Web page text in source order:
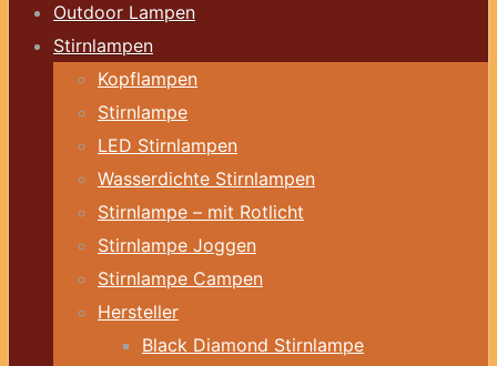
Outdoor Lampen
Stirnlampen
Kopflampen
Stirnlampe
LED Stirnlampen
Wasserdichte Stirnlampen
Stirnlampe – mit Rotlicht
Stirnlampe Joggen
Stirnlampe Campen
Hersteller
Black Diamond Stirnlampe